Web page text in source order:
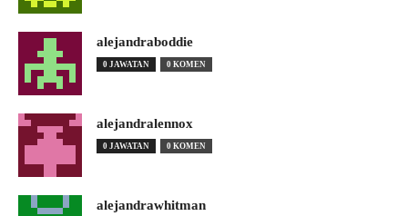
alejandraboddie
0 JAWATAN 0 KOMEN
alejandralennox
0 JAWATAN 0 KOMEN
alejandrawhitman